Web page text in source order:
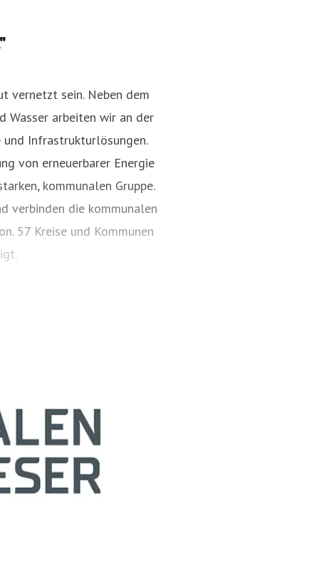
vernetzt sein. Neben dem
Wasser arbeiten wir an der
Infrastrukturlösungen.
von erneuerbarer Energie
kommunalen Gruppe.
verbinden die kommunalen
57 Kreise und Kommunen
die Westfalen Weser
Gesellschaften organisiert: